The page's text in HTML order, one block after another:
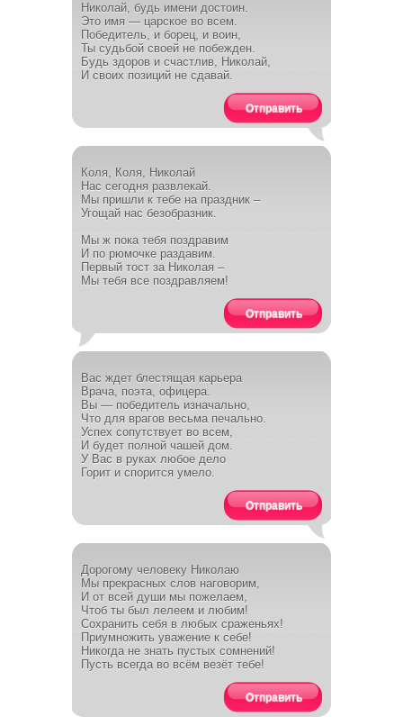
Николай, будь имени достоин.
Это имя — царское во всем.
Победитель, и борец, и воин,
Ты судьбой своей не побежден.
Будь здоров и счастлив, Николай,
И своих позиций не сдавай.
Отправить
Коля, Коля, Николай
Нас сегодня развлекай.
Мы пришли к тебе на праздник –
Угощай нас безобразник.
Мы ж пока тебя поздравим
И по рюмочке раздавим.
Первый тост за Николая –
Мы тебя все поздравляем!
Отправить
Вас ждет блестящая карьера
Врача, поэта, офицера.
Вы — победитель изначально,
Что для врагов весьма печально.
Успех сопутствует во всем,
И будет полной чашей дом.
У Вас в руках любое дело
Горит и спорится умело.
Отправить
Дорогому человеку Николаю
Мы прекрасных слов наговорим,
И от всей души мы пожелаем,
Чтоб ты был лелеем и любим!
Сохранить себя в любых сраженьях!
Приумножить уважение к себе!
Никогда не знать пустых сомнений!
Пусть всегда во всём везёт тебе!
Отправить